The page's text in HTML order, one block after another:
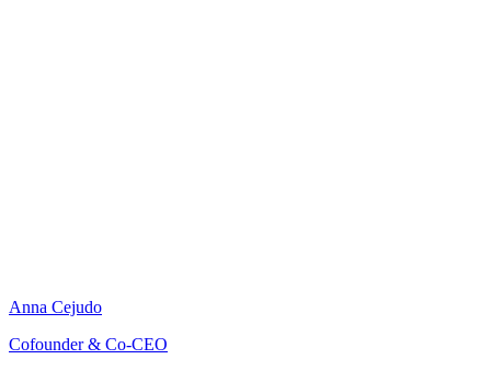
Anna Cejudo
Cofounder & Co-CEO